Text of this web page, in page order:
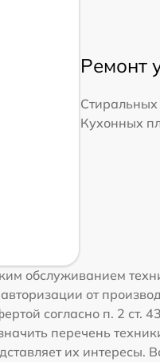
Ремонт
Кухонных
обслуживанием
от
согласно п. 2
перечень
их интересы.